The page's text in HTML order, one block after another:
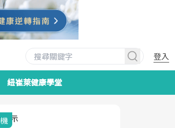
登入
紐崔萊健康學堂